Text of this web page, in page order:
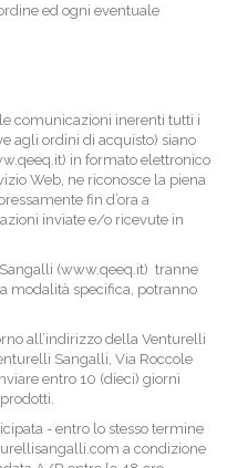
ed ogni eventuale
comunicazioni inerenti tutti i
agli ordini di acquisto) siano
in formato elettronico
Web, ne riconosce la piena
fin d’ora a
inviate e/o ricevute in
(www.qeeq.it) tranne
modalità specifica, potranno
all’indirizzo della Venturelli
Sangalli, Via Roccole
entro 10 (dieci) giorni
- entro lo stesso termine
a condizione